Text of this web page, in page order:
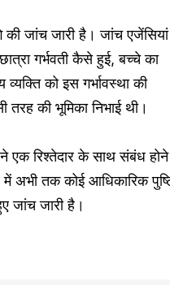
जांच जारी है। जांच एजेंसियां
गर्भवती कैसे हुई, बच्चे का
को इस गर्भावस्था की
तरह की भूमिका निभाई थी।
रिश्तेदार के साथ संबंध होने
अभी तक कोई आधिकारिक
जांच जारी है।